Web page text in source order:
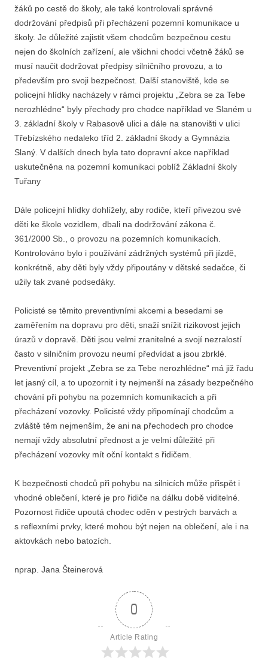
žáků po cestě do školy, ale také kontrolovali správné
dodržování předpisů při přecházení pozemní komunikace u
školy. Je důležité zajistit všem chodcům bezpečnou cestu
nejen do školních zařízení, ale všichni chodci včetně žáků se
musí naučit dodržovat předpisy silničního provozu, a to
především pro svoji bezpečnost. Další stanoviště, kde se
policejní hlídky nacházely v rámci projektu „Zebra se za Tebe
nerozhlédne“ byly přechody pro chodce například ve Slaném u
3. základní školy v Rabasově ulici a dále na stanovišti v ulici
Třebízského nedaleko tříd 2. základní škody a Gymnázia
Slaný. V dalších dnech byla tato dopravní akce například
uskutečněna na pozemní komunikaci poblíž Základní školy
Tuřany
Dále policejní hlídky dohlížely, aby rodiče, kteří přivezou své
děti ke škole vozidlem, dbali na dodržování zákona č.
361/2000 Sb., o provozu na pozemních komunikacích.
Kontrolováno bylo i používání zádržných systémů při jízdě,
konkrétně, aby děti byly vždy připoutány v dětské sedačce, či
užily tak zvané podsedáky.
Policisté se těmito preventivními akcemi a besedami se
zaměřením na dopravu pro děti, snaží snížit rizikovost jejich
úrazů v dopravě. Děti jsou velmi zranitelné a svojí nezralostí
často v silničním provozu neumí předvídat a jsou zbrklé.
Preventivní projekt „Zebra se za Tebe nerozhlédne“ má již řadu
let jasný cíl, a to upozornit i ty nejmenší na zásady bezpečného
chování při pohybu na pozemních komunikacích a při
přecházení vozovky. Policisté vždy připomínají chodcům a
zvláště těm nejmenším, že ani na přechodech pro chodce
nemají vždy absolutní přednost a je velmi důležité při
přecházení vozovky mít oční kontakt s řidičem.
K bezpečnosti chodců při pohybu na silnicích může přispět i
vhodné oblečení, které je pro řidiče na dálku době viditelné.
Pozornost řidiče upoutá chodec oděn v pestrých barvách a
s reflexními prvky, které mohou být nejen na oblečení, ale i na
aktovkách nebo batozích.
nprap. Jana Šteinerová
0
Article Rating